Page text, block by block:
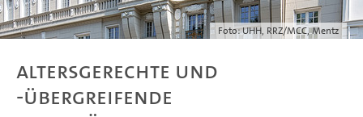
Foto: UHH, RRZ/MCC, Mentz
Altersgerechte und
-übergreifende